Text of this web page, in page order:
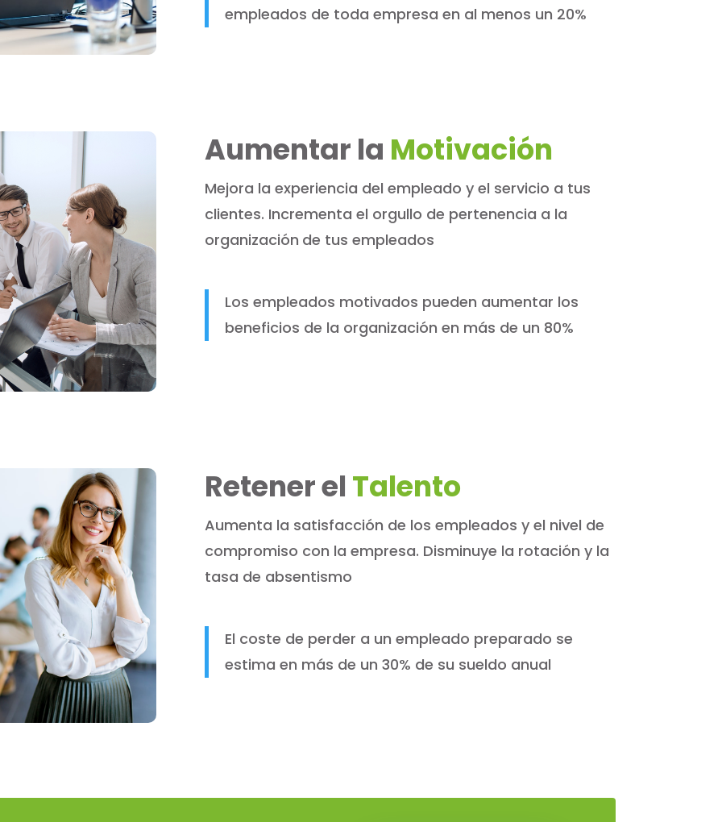
empleados de toda empresa en al menos un 20%
Aumentar la Motivación
Mejora la experiencia del empleado y el servicio a tus
clientes. Incrementa el orgullo de pertenencia a la
organización de tus empleados
Los empleados motivados pueden aumentar los
beneficios de la organización en más de un 80%
Retener el Talento
Aumenta la satisfacción de los empleados y el nivel de
compromiso con la empresa. Disminuye la rotación y la
tasa de absentismo
El coste de perder a un empleado preparado se
estima en más de un 30% de su sueldo anual